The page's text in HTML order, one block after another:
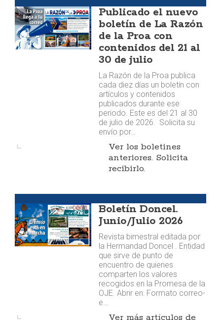
Publicado el nuevo
boletín de La Razón
de la Proa con
contenidos del 21 al
30 de julio
La Razón de la Proa publica
cada diez días un boletín con
artículos y contenidos
publicados durante ese
periodo. Este es del 21 al 30
de julio de 2026. Solicita su
envío por…
Ver los boletines
anteriores. Solicita
recibirlo.
Boletín Doncel.
Junio/Julio 2026
Revista bimestral editada por
la Hermandad Doncel . Entidad
que sirve de punto de
encuentro de quienes
comparten los valores
recogidos en la Promesa de la
OJE. Abrir en: Formato correo-
e…
Ver más artículos de